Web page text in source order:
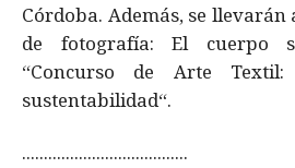
Córdoba. Además, se llevarán
de fotografía: El cuerpo
“Concurso de Arte
sustentabilidad“.
......................................